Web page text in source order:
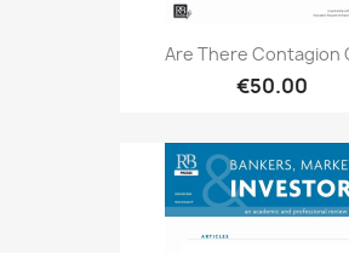
Are There Contagion
€50.00